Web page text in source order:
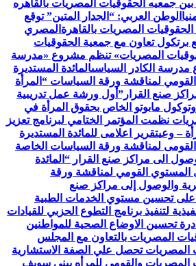
بين جمعيه الحقوقيات المصريات بالقاهره
الوطن العربي: “الجدار المتين” توقع
المصريات بالقاهرة المصري
برتكول تعاون مع جمعية الحقوقيات
المصريات» تنظم مشروع «مدرسة
الكادر السياسىالمائدة المستديرة
لمناقشة ورقة السياسات “المرأة
صنع القرار” أول ورشة عمل تدريبية
مابوتو الخاص بحقوق المرأة في
نظمت المؤتمر الختامي لبرنامج تعزيز
– وعيتقرير اعلامى للمائدة المستديرة
لمناقشة ورقة السياسات الخاصة
الى مراكز صنع القرار “ المائدة
المستوي القومي لمناقشة ورقة
والوصول إلى مراكز صنع
على تحسين مستوي الخدمات الطبية
لتنفيذ برنامج التطوع الحزبي للقيادات
تحسين الاوضاع الصحية للمواطنين
المصريات بالتعاون مع المجلس
المصريات تحصل علي الصفة الاستشارية
المصريات والقومي للمرأه ببنى سويف